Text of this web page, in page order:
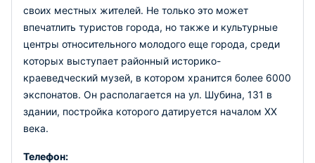
своих местных жителей. Не только это может
впечатлить туристов города, но также и культурные
центры относительного молодого еще города, среди
которых выступает районный историко-
краеведческий музей, в котором хранится более 6000
экспонатов. Он располагается на ул. Шубина, 131 в
здании, постройка которого датируется началом XX
века.
Телефон: